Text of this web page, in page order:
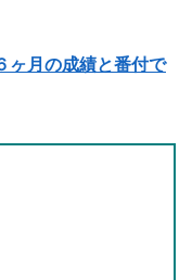
ヶ月の成績と番付で